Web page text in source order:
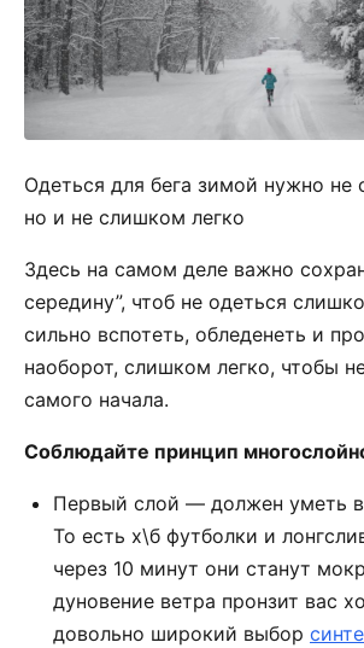
Одеться для бега зимой нужно не
но и не слишком легко
Здесь на самом деле важно
середину”, чтоб не одеться
сильно вспотеть, обледенеть и
наоборот, слишком легко, чтобы
самого начала.
Соблюдайте принцип
Первый слой — должен уметь
То есть х\б футболки и
через 10 минут они станут
дуновение ветра пронзит вас
довольно широкий выбор